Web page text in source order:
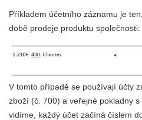
Příkladem účetního záznamu je
době prodeje produktu společnosti:
V tomto případě se používají účty
zboží (č. 700) a veřejné pokladny
vidíme, každý účet začíná číslem